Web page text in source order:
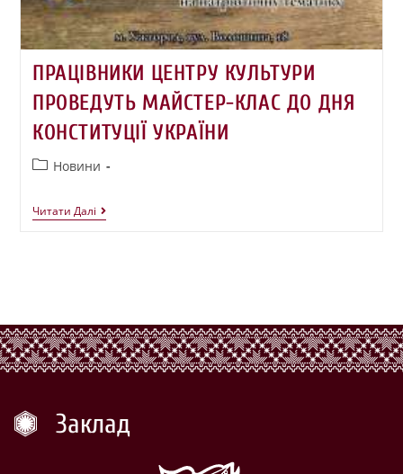
ПРАЦІВНИКИ ЦЕНТРУ КУЛЬТУРИ
ПРОВЕДУТЬ МАЙСТЕР-КЛАС ДО ДНЯ
КОНСТИТУЦІЇ УКРАЇНИ
Новини
Читати Далі
Заклад